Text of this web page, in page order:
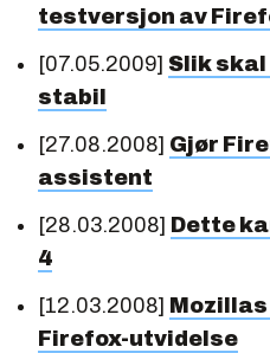
testversjon av
[07.05.2009] Slik
stabil
[27.08.2008] Gjør
assistent
[28.03.2008] Dette
4
[12.03.2008]
Firefox-utvidelse